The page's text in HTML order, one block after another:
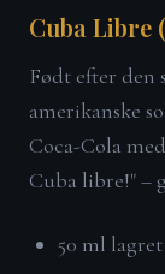
Cuba Libre
Født efter den
amerikanske
Coca-Cola
Cuba libre!" –
50 ml